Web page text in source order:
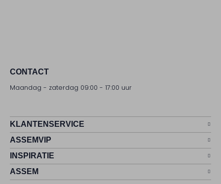
CONTACT
Maandag - zaterdag 09:00 - 17:00 uur
KLANTENSERVICE
ASSEMVIP
INSPIRATIE
ASSEM